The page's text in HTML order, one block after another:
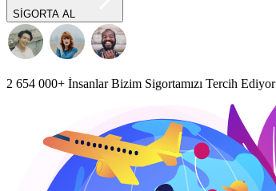
SİGORTA AL
2 654 000+ İnsanlar Bizim Sigortamızı Tercih Ediyor